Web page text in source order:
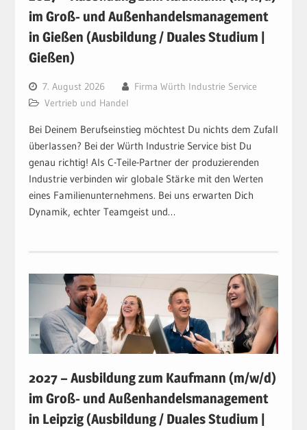
im Groß- und Außenhandelsmanagement
in Gießen (Ausbildung / Duales Studium |
Gießen)
7. August 2026
Firma Würth Industrie Service
Vertrieb und Handel
Bei Deinem Berufseinstieg möchtest Du nichts dem Zufall
überlassen? Bei der Würth Industrie Service bist Du
genau richtig! Als C-Teile-Partner der produzierenden
Industrie verbinden wir globale Stärke mit den Werten
eines Familienunternehmens. Bei uns erwarten Dich
Dynamik, echter Teamgeist und…
2027 – Ausbildung zum Kaufmann (m/w/d)
im Groß- und Außenhandelsmanagement
in Leipzig (Ausbildung / Duales Studium |